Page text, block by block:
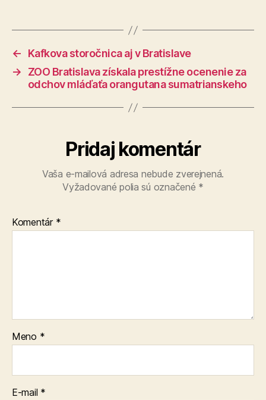
←
Kafkova storočnica aj v Bratislave
→
ZOO Bratislava získala prestížne ocenenie za
odchov mláďaťa orangutana sumatrianskeho
Pridaj komentár
Vaša e-mailová adresa nebude zverejnená.
Vyžadované polia sú označené *
Komentár *
Meno *
E-mail *